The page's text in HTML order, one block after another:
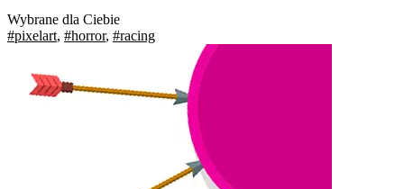
Wybrane dla Ciebie
#pixelart, #horror, #racing